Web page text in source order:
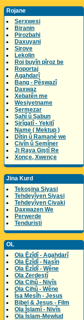
Rojane
Serxwesi
Biranin
Pirozbahi
Daxuyani
Sirove
Lekolin
Roj buyîn pîroz be
Roportaj
Agahdarî
Bang - Pêşwazî
Daxwaz
Xebatên me
Wesiyetname
Şermezar
Şahî û Şabun
Şirîgatî - Yekitî
Name ( Mektup )
Dîtin û Ramanê we
Civîn û Semîner
Ji Raya Giştî Re
Xonçe, Xwençe
Jina Kurd
Tekoşina Siyasi
Tehdeyîyen Siyasi
Tehdeyîyen Civaki
Daxwazen We
Perwerde
Tenduristi
OL
Ola Êzîdî - Agahdarî
Ola Êzîdî - Nasîn
Ola Êzîdî - Wêne
Ola Zerdeştî
Ola Cihû - Nivîs
Ola Cihû - Wêne
Îsa Mesîh - Jesus
Bibel & Jesus - Film
Ola Îslamî - Nivîs
Ola Îslam-Mewlud